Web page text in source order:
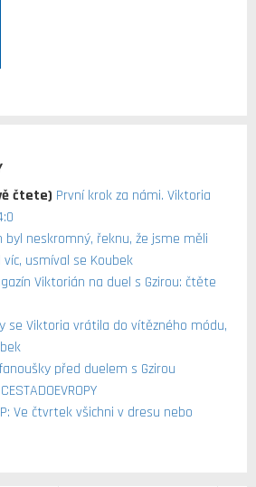
čtete) První krok za námi. Viktoria
byl neskromný, řeknu, že jsme měli
usmíval se Koubek
Viktorián na duel s Gzirou: čtěte
se Viktoria vrátila do vítězného módu,
před duelem s Gzirou
Ve čtvrtek všichni v dresu nebo